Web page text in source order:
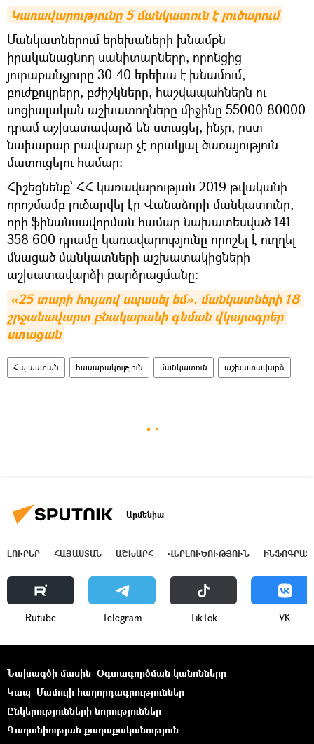
Կառավարությունը 5 մանկատուն է լուծարում
Մանկատներում երեխաների խնամքն
իրականացնող սանիտարները, որոնցից
յուրաքանչյուրը 30-40 երեխա է խնամում,
բուժքույրերը, բժիշկները, հաշվապահներն ու
սոցիալական աշխատողները միջինը 55000-80000
դրամ աշխատավարձ են ստացել, ինչը, ըստ
նախարար բավարար չէ որակյալ ծառայություն
մատուցելու համար:
Հիշեցնենք՝ ՀՀ կառավարության 2019 թվականի
որոշմամբ լուծարվել էր Վանաձորի մանկատունը,
որի ֆինանսավորման համար նախատեսված 141
358 600 դրամը կառավարությունը որոշել է ուղղել
մնացած մանկատների աշխատակիցների
աշխատավարձի բարձրացմանը:
«25 տարի հույսով սպասել եմ». մանկատների 18
շրջանավարտ բնակարանի գնման վկայագրեր
ստացան
Հայաստան հասարակություն մանկատուն աշխատավարձ
Արմենիա
ԼՈՒՐԵՐ ՀԱՅԱՍՏԱՆ ԱՇԽԱՐՀ ՎԵՐԼՈՒԾՈՒԹՅՈՒՆ
Rutube Telegram ТikТоk VK
Նախագծի մասին Օգտագործման կանոնները
Կապ Մամուլի հաղորդագրություններ
Ընկերությունների նորություններ
Գաղտնիության քաղաքականություն